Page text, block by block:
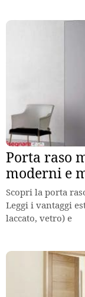
Porta raso
moderni e
Scopri la porta
Leggi i vantaggi
laccato, vetro) e